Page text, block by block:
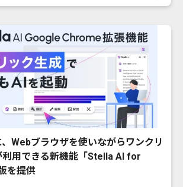
、Webブラウザを使いながらワンクリ
利用できる新機能「Stella AI for
を提供